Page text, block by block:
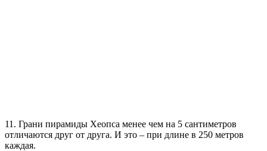
11. Грани пирамиды Хеопса менее чем на 5 сантиметров
отличаются друг от друга. И это – при длине в 250 метров
каждая.